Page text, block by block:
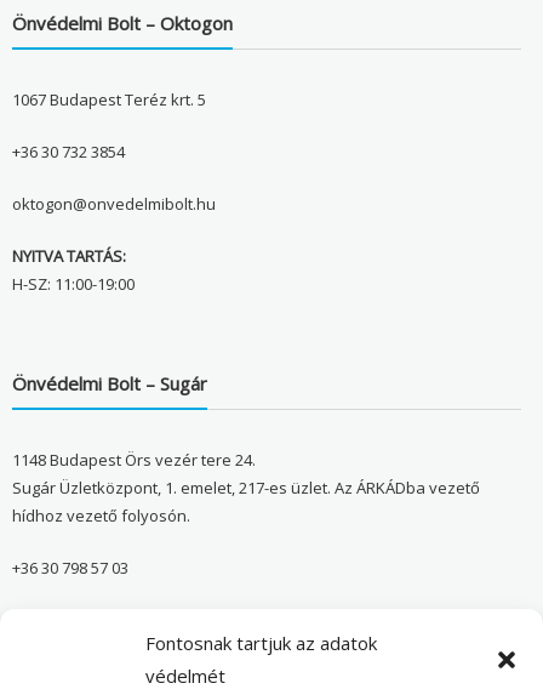
Fontosnak tartjuk az adatok
védelmét
Önvédelmi Bolt – Oktogon
1067 Budapest Teréz krt. 5
+36 30 732 3854
oktogon@onvedelmibolt.hu
NYITVA TARTÁS:
H-SZ: 11:00-19:00
Önvédelmi Bolt – Sugár
1148 Budapest Örs vezér tere 24.
Sugár Üzletközpont, 1. emelet, 217-es üzlet. Az ÁRKÁDba vezető
hídhoz vezető folyosón.
+36 30 798 57 03